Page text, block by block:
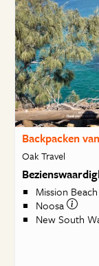
Backpacken
Oak Travel
Mission Beach
Noosa
New South